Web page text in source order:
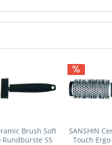
Brush Soft
Rundbürste 55
SANSHIN
Touch